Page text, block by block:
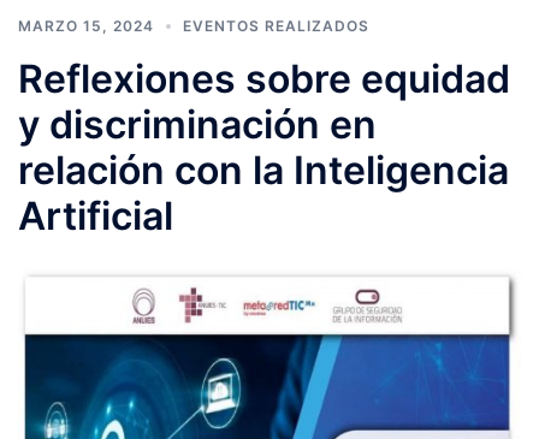
MARZO 15, 2024 EVENTOS REALIZADOS
Reflexiones sobre equidad
y discriminación en
relación con la Inteligencia
Artificial